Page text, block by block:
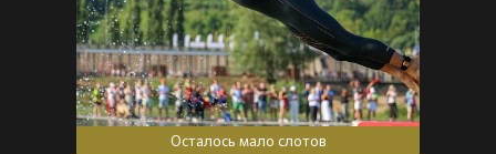
Осталось мало слотов